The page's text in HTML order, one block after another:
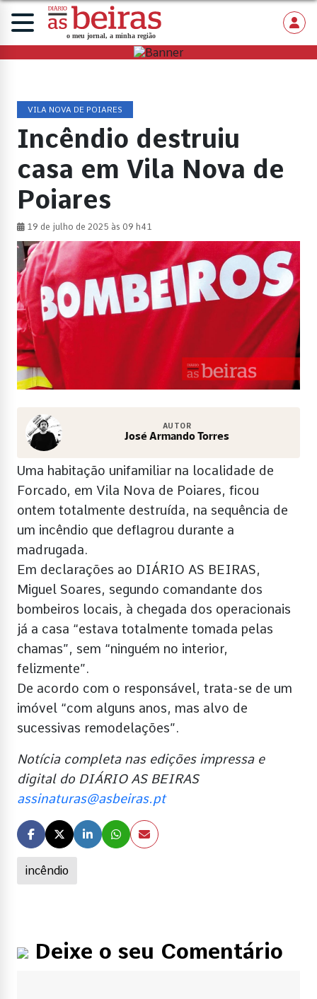
VILA NOVA DE POIARES
Incêndio destruiu
casa em Vila Nova de
Poiares
19 de julho de 2025 às 09 h41
AUTOR
José Armando Torres
incêndio
Uma habitação unifamiliar na localidade de
Forcado, em Vila Nova de Poiares, ficou
ontem totalmente destruída, na sequência de
um incêndio que deflagrou durante a
madrugada.
Em declarações ao DIÁRIO AS BEIRAS,
Miguel Soares, segundo comandante dos
bombeiros locais, à chegada dos operacionais
já a casa “estava totalmente tomada pelas
chamas”, sem “ninguém no interior,
felizmente”.
De acordo com o responsável, trata-se de um
imóvel “com alguns anos, mas alvo de
sucessivas remodelações”.
Notícia completa nas edições impressa e
digital do DIÁRIO AS BEIRAS
assinaturas@asbeiras.pt
Deixe o seu Comentário